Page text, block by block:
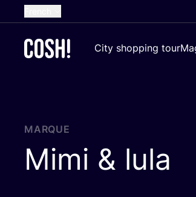
Dutch
Croatian
City shopping tour
MARQUE
Mimi & lula